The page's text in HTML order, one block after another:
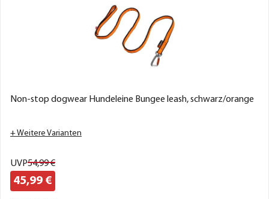
Non-stop dogwear Hundeleine Bungee leash, schwarz/orange
+ Weitere Varianten
UVP54,99€
45,99 €